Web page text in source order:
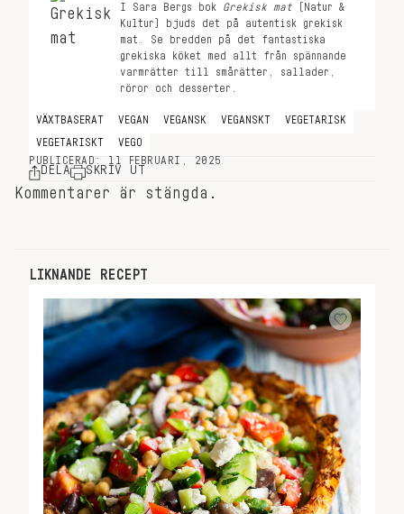
I Sara Bergs bok Grekisk mat (Natur &
Kultur) bjuds det på autentisk grekisk
mat. Se bredden på det fantastiska
grekiska köket med allt från spännande
varmrätter till smårätter, sallader,
röror och desserter.
VÄXTBASERAT VEGAN VEGANSK VEGANSKT VEGETARISK
VEGETARISKT
VEGO
PUBLICERAD: 11 FEBRUARI, 2025
DELA SKRIV UT
Kommentarer är stängda.
LIKNANDE RECEPT